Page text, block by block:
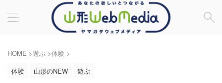
HOME >遊ぶ >体験 >
体験
山形のNEW 遊ぶ